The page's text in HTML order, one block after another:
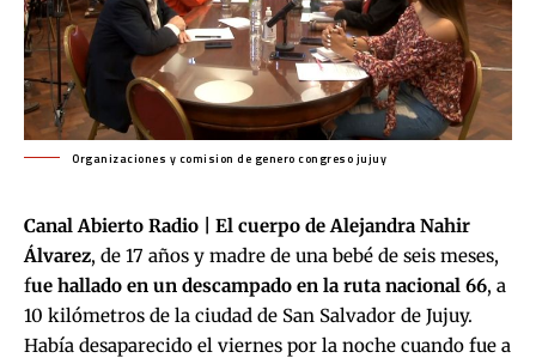
Organizaciones y comision de genero congreso jujuy
Canal Abierto Radio |
El cuerpo de Alejandra Nahir
Álvarez, de 17 años y madre de una bebé de seis meses,
fue hallado en un descampado en la ruta nacional 66, a
10 kilómetros de la ciudad de San Salvador de Jujuy.
Había desaparecido el viernes por la noche cuando fue a